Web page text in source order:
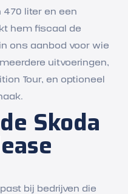
liter en een
hem fiscaal de
ons aanbod voor wie
uitvoeringen,
Tour, en optioneel
Skoda
bij bedrijven die